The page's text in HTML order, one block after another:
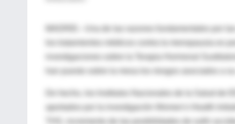
los tratamientos médicos contra la menopausia es
investigaciones sobre la Terapia Hormonal
han puesto sobre la mesa los riesgos asociados a
aportados por la investigación Women's Health